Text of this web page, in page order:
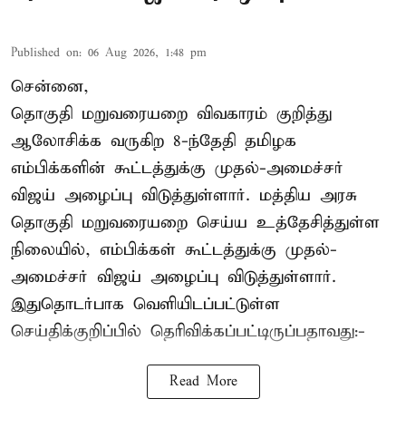
Published on: 06 Aug 2026, 1:48 pm
சென்னை,
தொகுதி மறுவரையறை விவகாரம் குறித்து
ஆலோசிக்க வருகிற 8-ந்தேதி தமிழக
எம்பிக்களின் கூட்டத்துக்கு முதல்-அமைச்சர்
விஜய் அழைப்பு விடுத்துள்ளார். மத்திய அரசு
தொகுதி மறுவரையறை செய்ய உத்தேசித்துள்ள
நிலையில், எம்பிக்கள் கூட்டத்துக்கு முதல்-
அமைச்சர் விஜய் அழைப்பு விடுத்துள்ளார்.
இதுதொடர்பாக வெளியிடப்பட்டுள்ள
செய்திக்குறிப்பில் தெரிவிக்கப்பட்டிருப்பதாவது:-
Read More